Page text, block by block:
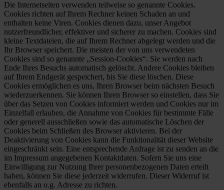
Die Internetseiten verwenden teilweise so genannte Cookies.
Cookies richten auf Ihrem Rechner keinen Schaden an und
enthalten keine Viren. Cookies dienen dazu, unser Angebot
nutzerfreundlicher, effektiver und sicherer zu machen. Cookies sind
kleine Textdateien, die auf Ihrem Rechner abgelegt werden und die
Ihr Browser speichert. Die meisten der von uns verwendeten
Cookies sind so genannte „Session-Cookies“. Sie werden nach
Ende Ihres Besuchs automatisch gelöscht. Andere Cookies bleiben
auf Ihrem Endgerät gespeichert, bis Sie diese löschen. Diese
Cookies ermöglichen es uns, Ihren Browser beim nächsten Besuch
wiederzuerkennen. Sie können Ihren Browser so einstellen, dass Sie
über das Setzen von Cookies informiert werden und Cookies nur im
Einzelfall erlauben, die Annahme von Cookies für bestimmte Fälle
oder generell ausschließen sowie das automatische Löschen der
Cookies beim Schließen des Browser aktivieren. Bei der
Deaktivierung von Cookies kann die Funktionalität dieser Website
eingeschränkt sein. Eine entsprechende Anfrage ist zu senden an die
im Impressum angegebenen Kontaktdaten. Sofern Sie uns eine
Einwilligung zur Nutzung Ihrer personenbezogenen Daten erteilt
haben, können Sie diese jederzeit widerrufen. Dieser Widerruf ist
ebenfalls an o.g. Adresse zu richten.